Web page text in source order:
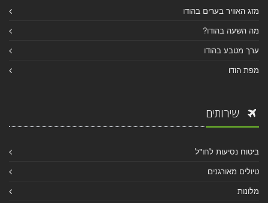
מזג האוויר בערים בהודו
מה השעה בהודו?
ערך מטבע בהודו
מפת הודו
שירותים
ביטוח נסיעות לחו"ל
טיולים מאורגנים
מלונות